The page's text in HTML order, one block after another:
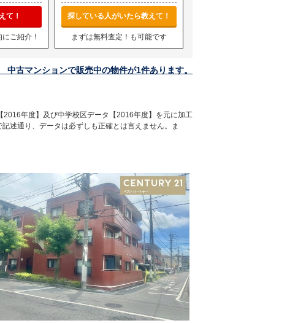
て！
ご紹介！
探している人がいたら教えて！
まずは無料査定！も可能です
古マンションで販売中の物件が1件あります。
年度】及び中学校区データ【2016年度】を元に加工
述通り、データは必ずしも正確とは言えません。ま